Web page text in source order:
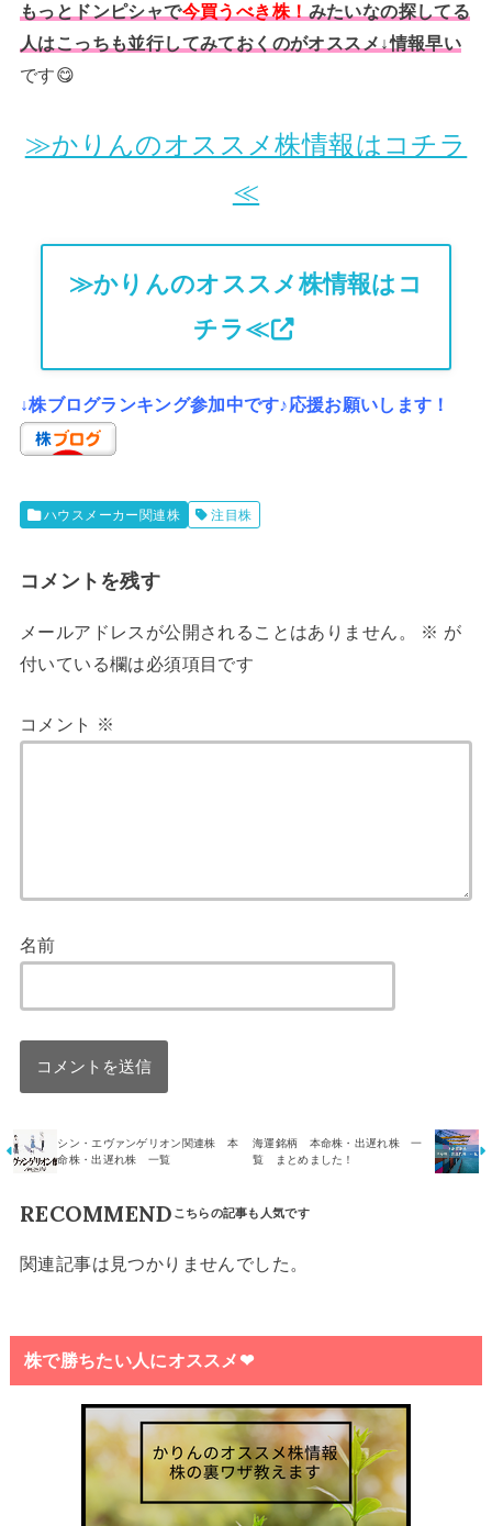
もっとドンピシャで今買うべき株！ みたいなの探してる
人はこっちも並行してみておくのがオススメ↓情報早い
です😋
≫かりんのオススメ株情報はコチラ
≪
≫かりんのオススメ株情報はコ
チラ≪
↓株ブログランキング参加中です♪応援お願いします！
ハウスメーカー関連株 注目株
コメントを残す
メールアドレスが公開されることはありません。 ※ が
付いている欄は必須項目です
コメント ※
名前
シン・エヴァンゲリオン関連株 本
命株・出遅れ株 一覧
海運銘柄 本命株・出遅れ株 一
覧 まとめました！
RECOMMEND
関連記事は見つかりませんでした。
株で勝ちたい人にオススメ❤